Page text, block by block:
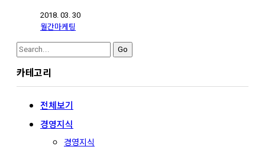
2018. 03. 30
월간마케팅
Search
카테고리
전체보기
경영지식
경영지식